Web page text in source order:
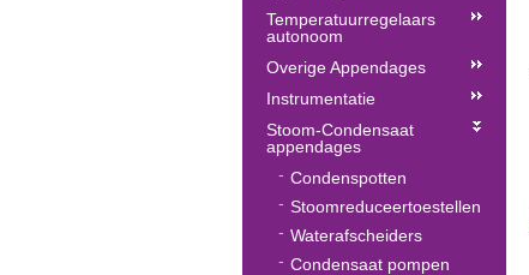
Temperatuurregelaars
autonoom
Overige Appendages
Instrumentatie
Stoom-Condensaat
appendages
Condenspotten
Stoomreduceertoestellen
Waterafscheiders
Condensaat pompen